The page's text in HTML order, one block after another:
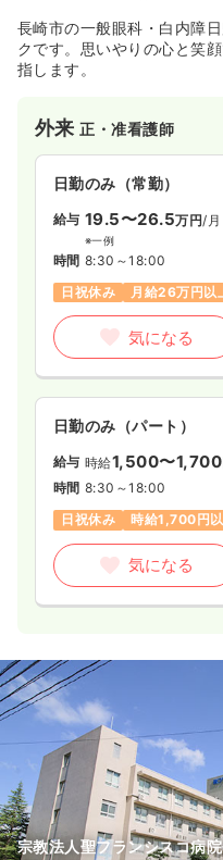
気になる
長崎市の一般眼科・白内障
クです。思いやりの心と笑
指します。
外来正・准看護師
日勤のみ（常勤）
給与 19.5〜26.5万円/月
※一例
時間 8:30～18:00
日祝休み
月給26万円以
気になる
日勤のみ（パート）
給与 時給1,500〜1,700
時間 8:30～18:00
日祝休み
時給1,700円
気になる
宗教法人聖フランシスコ病